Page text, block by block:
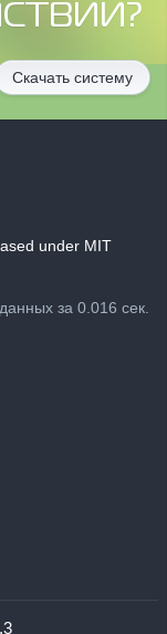
Скачать систему
under MIT
за 0.016 сек.